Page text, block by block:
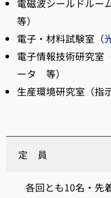
電磁波シールドルー
等）
電子・材料試験室（
電子情報技術研究室
ータ 等）
生産環境研究室（
定 員
各回とも10名・先